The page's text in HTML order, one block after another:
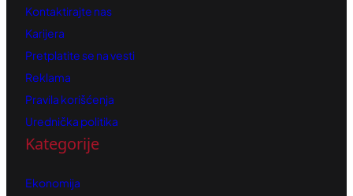
Kontaktirajte nas
Karijera
Pretplatite se na vesti
Reklama
Pravila korišćenja
Urednička politika
Kategorije
Ekonomija